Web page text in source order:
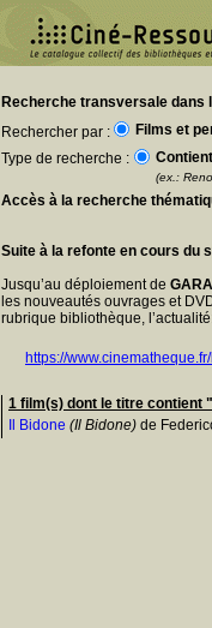
Recherche transversale dans
Rechercher par : Films et
Type de recherche :
(ex.:
Accès à la recherche
Suite à la refonte en cours du
Jusqu’au déploiement de
les nouveautés ouvrages et
rubrique bibliothèque,
https://
1 film(s) dont le titre contient
Il Bidone (Il Bidone) de